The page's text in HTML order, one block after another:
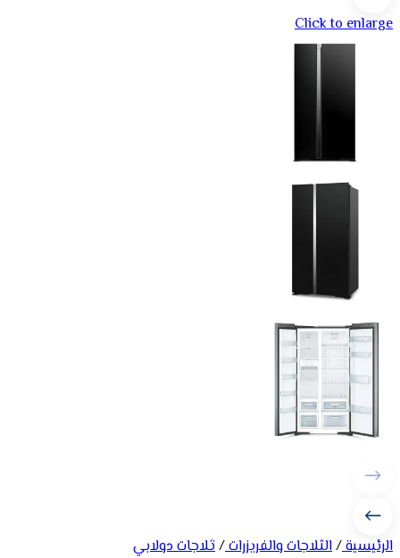
Click to enlarge
الرئيسية/الثلاجات والفريزرات/ثلاجات دولابي